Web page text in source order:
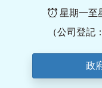
星期一至
（公司登記
政